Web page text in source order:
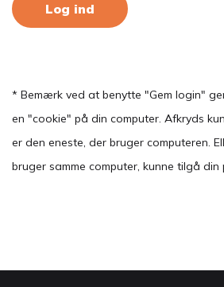
Log ind
* Bemærk ved at benytte "Gem login"
en "cookie" på din computer. Afkryds
er den eneste, der bruger computeren.
bruger samme computer, kunne tilgå din